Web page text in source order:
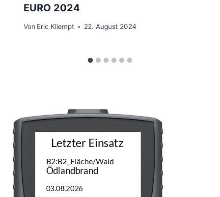
EURO 2024
Von Eric Kliempt 22. August 2024